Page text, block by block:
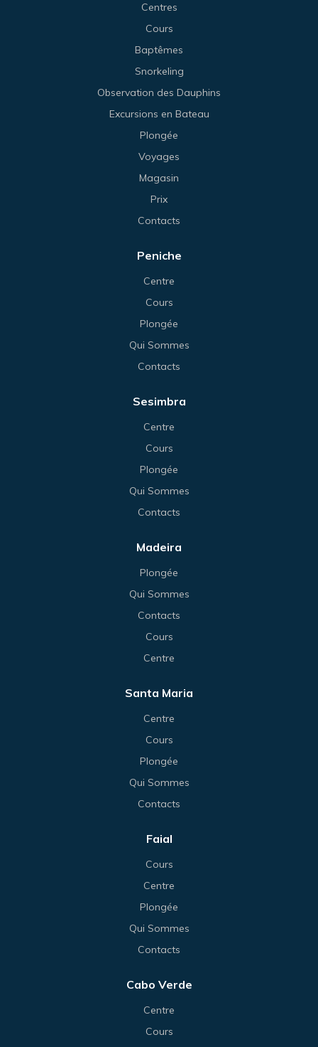
Centres
Cours
Baptêmes
Snorkeling
Observation des Dauphins
Excursions en Bateau
Plongée
Voyages
Magasin
Prix
Contacts
Peniche
Centre
Cours
Plongée
Qui Sommes
Contacts
Sesimbra
Centre
Cours
Plongée
Qui Sommes
Contacts
Madeira
Plongée
Qui Sommes
Contacts
Cours
Centre
Santa Maria
Centre
Cours
Plongée
Qui Sommes
Contacts
Faial
Cours
Centre
Plongée
Qui Sommes
Contacts
Cabo Verde
Centre
Cours